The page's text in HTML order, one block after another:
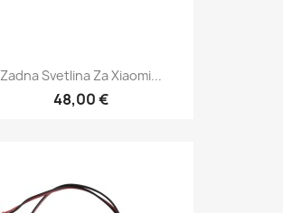
Zadna Svetlina Za Xiaomi...
48,00 €